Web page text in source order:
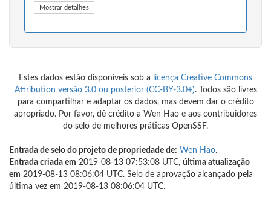
Mostrar detalhes
Estes dados estão disponíveis sob a
licença Creative Commons
Attribution versão 3.0 ou posterior (CC-BY-3.0+). Todos são livres
para compartilhar e adaptar os dados, mas devem dar o crédito
apropriado. Por favor, dê crédito a Wen Hao e aos contribuidores
do selo de melhores práticas OpenSSF.
Entrada de selo do projeto de propriedade de: Wen Hao.
Entrada criada em 2019-08-13 07:53:08 UTC, última atualização
em 2019-08-13 08:06:04 UTC. Selo de aprovação alcançado pela
última vez em 2019-08-13 08:06:04 UTC.